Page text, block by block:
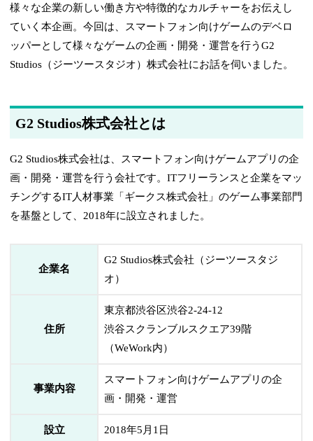
様々な企業の新しい働き方や特徴的なカルチャーをお伝えし
ていく本企画。今回は、スマートフォン向けゲームのデベロ
ッパーとして様々なゲームの企画・開発・運営を行うG2
Studios（ジーツースタジオ）株式会社にお話を伺いました。
G2 Studios株式会社とは
G2 Studios株式会社は、スマートフォン向けゲームアプリの企
画・開発・運営を行う会社です。ITフリーランスと企業をマッ
チングするIT人材事業「ギークス株式会社」のゲーム事業部門
を基盤として、2018年に設立されました。
企業名
G2 Studios株式会社（ジーツースタジ
オ）
住所
東京都渋谷区渋谷2-24-12
渋谷スクランブルスクエア39階
（WeWork内）
事業内容
スマートフォン向けゲームアプリの企
画・開発・運営
設立 2018年5月1日